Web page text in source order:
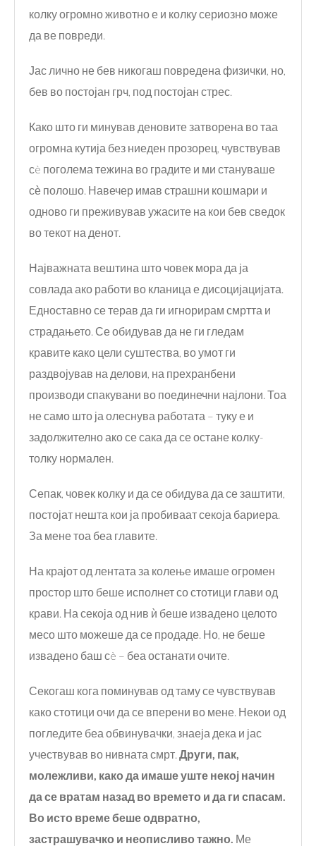
колку огромно животно е и колку сериозно може
да ве повреди.
Јас лично не бев никогаш повредена физички, но,
бев во постојан грч, под постојан стрес.
Како што ги минував деновите затворена во таа
огромна кутија без ниеден прозорец, чувствував
сè поголема тежина во градите и ми стануваше
сѐ полошо. Навечер имав страшни кошмари и
одново ги преживував ужасите на кои бев сведок
во текот на денот.
Најважната вештина што човек мора да ја
совлада ако работи во кланица е дисоцијацијата.
Едноставно се терав да ги игнорирам смртта и
страдањето. Се обидував да не ги гледам
кравите како цели суштества, во умот ги
раздвојував на делови, на прехранбени
производи спакувани во поединечни најлони. Тоа
не само што ја олеснува работата – туку е и
задолжително ако се сака да се остане колку-
толку нормален.
Сепак, човек колку и да се обидува да се заштити,
постојат нешта кои ја пробиваат секоја бариера.
За мене тоа беа главите.
На крајот од лентата за колење имаше огромен
простор што беше исполнет со стотици глави од
крави. На секоја од нив ѝ беше извадено целото
месо што можеше да се продаде. Но, не беше
извадено баш сè – беа останати очите.
Секогаш кога поминував од таму се чувствував
како стотици очи да се вперени во мене. Некои од
погледите беа обвинувачки, знаеја дека и јас
учествував во нивната смрт. Други, пак,
молежливи, како да имаше уште некој начин
да се вратам назад во времето и да ги спасам.
Во исто време беше одвратно,
застрашувачко и неописливо тажно. Ме